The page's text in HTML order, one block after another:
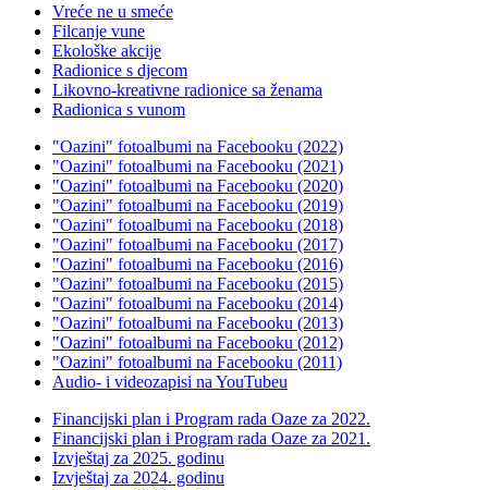
Vreće ne u smeće
Filcanje vune
Ekološke akcije
Radionice s djecom
Likovno-kreativne radionice sa ženama
Radionica s vunom
"Oazini" fotoalbumi na Facebooku (2022)
"Oazini" fotoalbumi na Facebooku (2021)
"Oazini" fotoalbumi na Facebooku (2020)
"Oazini" fotoalbumi na Facebooku (2019)
"Oazini" fotoalbumi na Facebooku (2018)
"Oazini" fotoalbumi na Facebooku (2017)
"Oazini" fotoalbumi na Facebooku (2016)
"Oazini" fotoalbumi na Facebooku (2015)
"Oazini" fotoalbumi na Facebooku (2014)
"Oazini" fotoalbumi na Facebooku (2013)
"Oazini" fotoalbumi na Facebooku (2012)
"Oazini" fotoalbumi na Facebooku (2011)
Audio- i videozapisi na YouTubeu
Financijski plan i Program rada Oaze za 2022.
Financijski plan i Program rada Oaze za 2021.
Izvještaj za 2025. godinu
Izvještaj za 2024. godinu